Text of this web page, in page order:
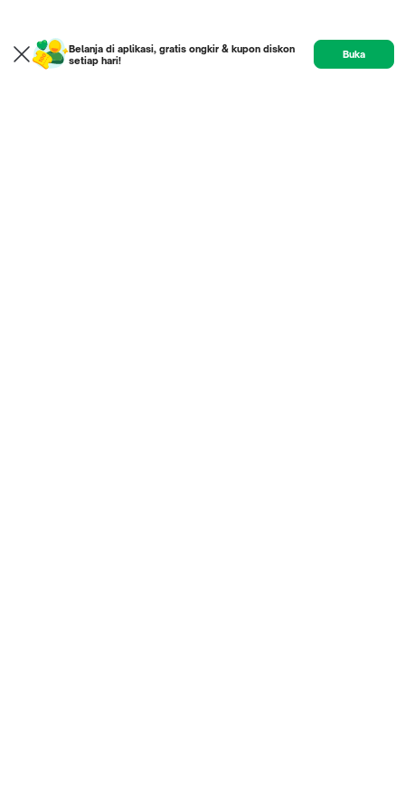
Belanja di aplikasi, gratis ongkir & kupon diskon
setiap hari!
Buka